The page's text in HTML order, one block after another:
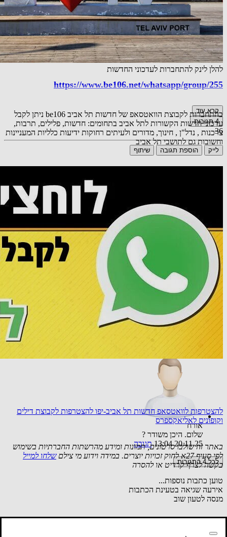
להלן לינק להתחברות לעדכוני החדשות
https://www.be106.net/whatsapp/group/255
בהתחברות לקבוצת הוואטסאפ של חדשות תל אביב be106 ניתן לקבל
עדכוני חדשות הקשורות לתל אביב בתחומים: חדשות, פלילים, תרבות,
צרכנות , נדל"ן , חינוך, מדורים ולעיתים רחוקות ידיעות כלליות המעניינות
וחשובות גם לתושבי תל אביב
להצטרפות לוואטסאפ חדשות תל אביב-יפו להצטרפות לקבוצת דילים
וקופונים לאליאקספרס
באתר זה שולבו סרטונים, תמונות ומידע מהרשתות החברתיות בשימוש
לפי סעיף 27א לחוק זכויות יוצרים. במידה וידוע מי צילם
שלחו למייל
בקשה לצרף קרדיט או להסרה
קרא עוד
4תגובות
36
לייק הוספת תגובה שיתוף
אורח
תגובה
כתובת של צוקי אביב ?!
05.10.25 19:42
אורח
שלום. היכן משודר ?
20.11.25 13:04
תגובה
לכל 4 התגובות
טוען כתבות נוספות...
אירעה שגיאה בטעינת הכתבות
מנסה לטעון שוב